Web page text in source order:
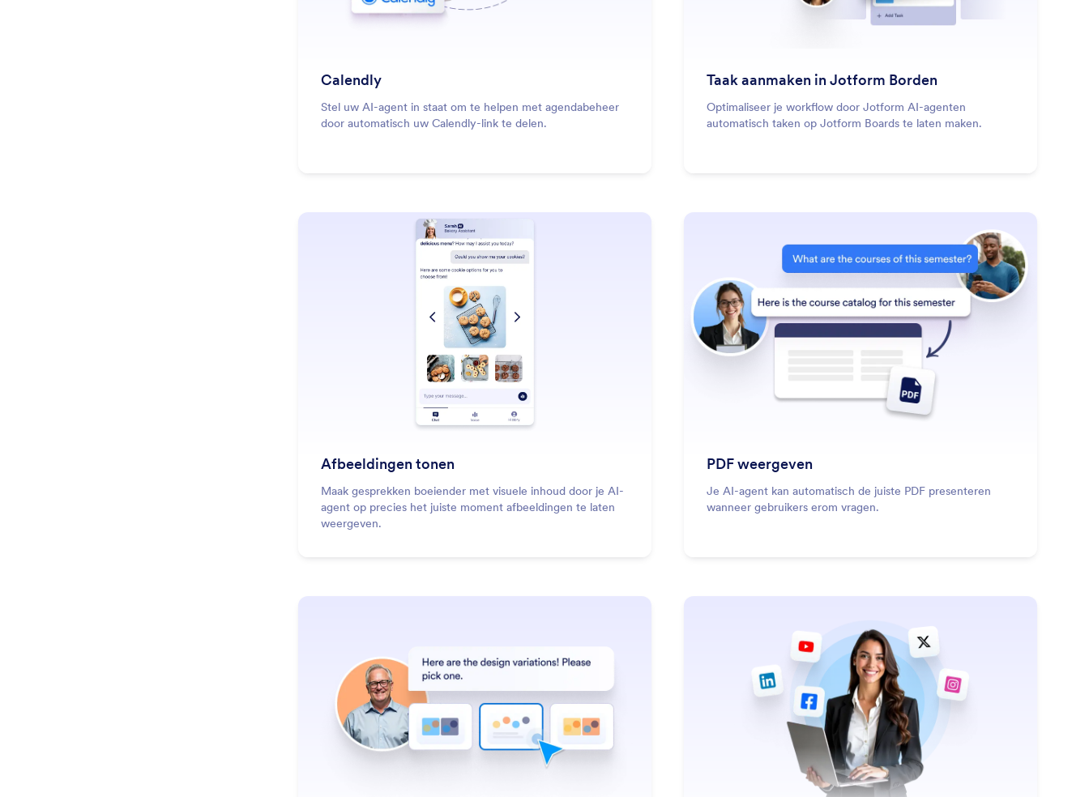
Calendly
Stel uw AI-agent in staat om te helpen met agendabeheer
door automatisch uw Calendly-link te delen.
Taak aanmaken in Jotform Borden
Optimaliseer je workflow door Jotform AI-agenten
automatisch taken op Jotform Boards te laten maken.
Lees meer
Afbeeldingen tonen
Maak gesprekken boeiender met visuele inhoud door je AI-
agent op precies het juiste moment afbeeldingen te laten
weergeven.
Lees meer: Display PDF
PDF weergeven
Je AI-agent kan automatisch de juiste PDF presenteren
wanneer gebruikers erom vragen.
Lees meer: Choose Images Lees meer: Social Follow